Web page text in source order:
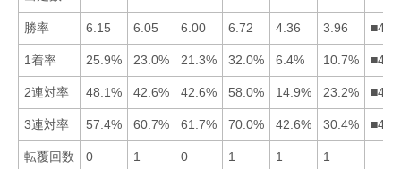
勝率 6.15 6.05 6.00 6.72 4.36 3.96
1着率 25.9% 23.0% 21.3% 32.0% 6.4% 10.7%
2連対率 48.1% 42.6% 42.6% 58.0% 14.9% 23.2%
3連対率 57.4% 60.7% 61.7% 70.0% 42.6% 30.4%
転覆回数 0 1 0 1 1 1